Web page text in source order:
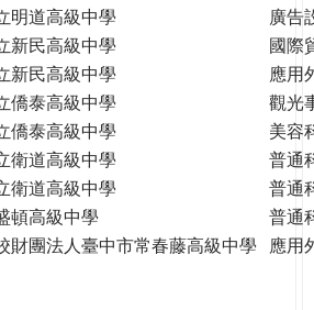
明道高級中學
廣告
新民高級中學
國際
新民高級中學
應用
僑泰高級中學
觀光
僑泰高級中學
美容
衛道高級中學
普通
衛道高級中學
普通
頓高級中學
普通
財團法人臺中市常春藤高級中學 應用